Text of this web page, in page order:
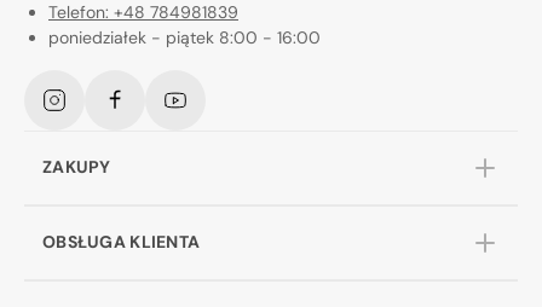
Telefon: +48 784981839
poniedziałek - piątek 8:00 - 16:00
InstagramFacebookYouTube
ZAKUPY
OBSŁUGA KLIENTA